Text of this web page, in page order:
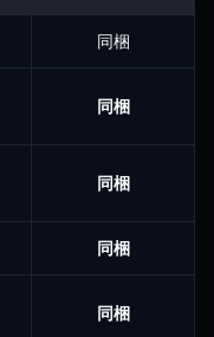
同梱
同梱
同梱
同梱
同梱